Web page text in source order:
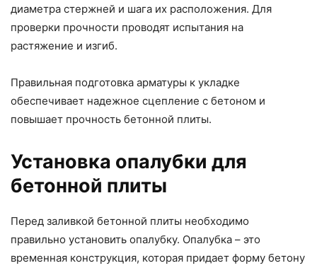
диаметра стержней и шага их расположения. Для
проверки прочности проводят испытания на
растяжение и изгиб.
Правильная подготовка арматуры к укладке
обеспечивает надежное сцепление с бетоном и
повышает прочность бетонной плиты.
Установка опалубки для
бетонной плиты
Перед заливкой бетонной плиты необходимо
правильно установить опалубку. Опалубка – это
временная конструкция, которая придает форму бетону